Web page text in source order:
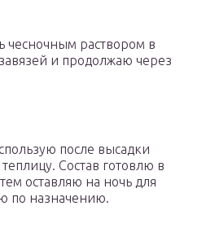
чесночным раствором в
и продолжаю через
после высадки
Состав готовлю в
оставляю на ночь для
по назначению.